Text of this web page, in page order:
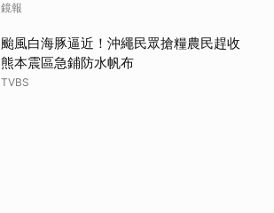
鏡報
颱風白海豚逼近！沖繩民眾搶糧農民趕收
熊本震區急鋪防水帆布
TVBS